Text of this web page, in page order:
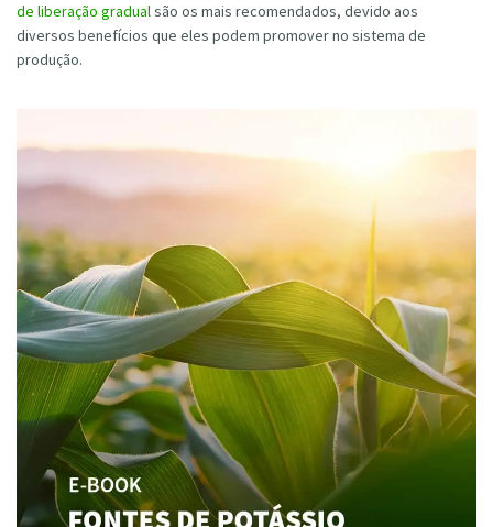
de liberação gradualsão os mais recomendados, devido aos
diversos benefícios que eles podem promover no sistema de
produção.